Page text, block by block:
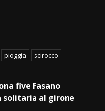
pioggia scirocco
five Fasano
al girone